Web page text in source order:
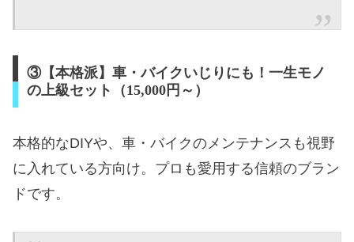
③【本格派】車・バイクいじりにも！一生モノ
の上級セット（15,000円～）
本格的なDIYや、車・バイクのメンテナンスも視野
に入れている方向け。プロも愛用する信頼のブラン
ドです。